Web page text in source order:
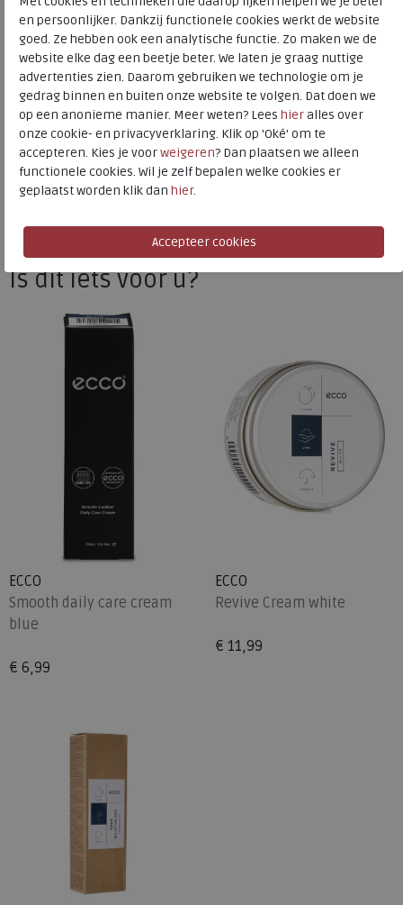
ECCO Clean Care Protect-producten worden alleen op
ECCO-schoenen getest en als ze op niet-ECCO-schoenen
worden gebruikt, moeten ze eerst op een klein
onzichtbaar onderdeel worden getest om eventuele
verkleuring te voorkomen
Toon alles vanECCO
Naar allecrèmes
Is dit iets voor u?
ECCO
Smooth daily care cream
blue
€ 6,99
ECCO
Revive Cream white
€ 11,99
en persoonlijker. Dankzij functionele cookies werkt de website
goed. Ze hebben ook een analytische functie. Zo maken we de
website elke dag een beetje beter. We laten je graag nuttige
advertenties zien. Daarom gebruiken we technologie om je
gedrag binnen en buiten onze website te volgen. Dat doen we
op een anonieme manier. Meer weten? Lees hieralles over
onze cookie- en privacyverklaring. Klik op 'Oké' om te
accepteren. Kies je voorweigeren? Dan plaatsen we alleen
functionele cookies. Wil je zelf bepalen welke cookies er
geplaatst worden klik dan hier.